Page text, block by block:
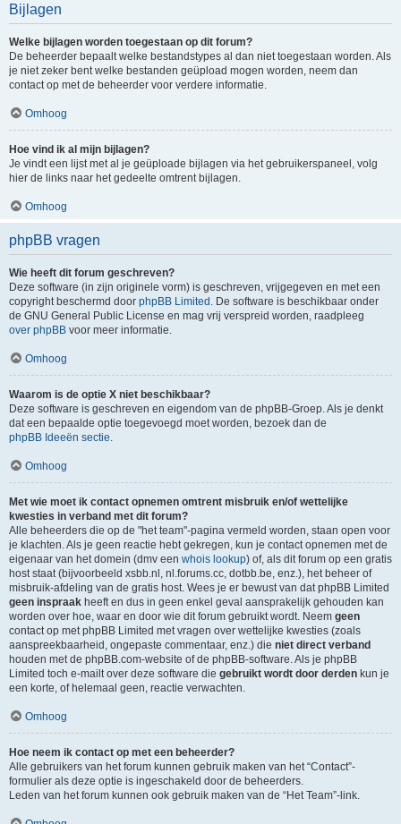
Bijlagen
Welke bijlagen worden toegestaan op dit forum?
De beheerder bepaalt welke bestandstypes al dan niet toegestaan worden. Als
je niet zeker bent welke bestanden geüpload mogen worden, neem dan
contact op met de beheerder voor verdere informatie.
Omhoog
Hoe vind ik al mijn bijlagen?
Je vindt een lijst met al je geüploade bijlagen via het gebruikerspaneel, volg
hier de links naar het gedeelte omtrent bijlagen.
Omhoog
phpBB vragen
Wie heeft dit forum geschreven?
Deze software (in zijn originele vorm) is geschreven, vrijgegeven en met een
copyright beschermd door phpBB Limited . De software is beschikbaar onder
de GNU General Public License en mag vrij verspreid worden, raadpleeg
over phpBB voor meer informatie.
Omhoog
Waarom is de optie X niet beschikbaar?
Deze software is geschreven en eigendom van de phpBB-Groep. Als je denkt
dat een bepaalde optie toegevoegd moet worden, bezoek dan de
phpBB Ideeën sectie.
Omhoog
Met wie moet ik contact opnemen omtrent misbruik en/of wettelijke
kwesties in verband met dit forum?
Alle beheerders die op de "het team"-pagina vermeld worden, staan open voor
je klachten. Als je geen reactie hebt gekregen, kun je contact opnemen met de
eigenaar van het domein (dmv een whois lookup) of, als dit forum op een gratis
host staat (bijvoorbeeld xsbb.nl, nl.forums.cc, dotbb.be, enz.), het beheer of
misbruik-afdeling van de gratis host. Wees je er bewust van dat phpBB Limited
geen inspraak heeft en dus in geen enkel geval aansprakelijk gehouden kan
worden over hoe, waar en door wie dit forum gebruikt wordt. Neem geen
contact op met phpBB Limited met vragen over wettelijke kwesties (zoals
aanspreekbaarheid, ongepaste commentaar, enz.) die niet direct verband
houden met de phpBB.com-website of de phpBB-software. Als je phpBB
Limited toch e-mailt over deze software die gebruikt wordt door derden kun je
een korte, of helemaal geen, reactie verwachten.
Omhoog
Hoe neem ik contact op met een beheerder?
Alle gebruikers van het forum kunnen gebruik maken van het “Contact”-
formulier als deze optie is ingeschakeld door de beheerders.
Leden van het forum kunnen ook gebruik maken van de “Het Team”-link.